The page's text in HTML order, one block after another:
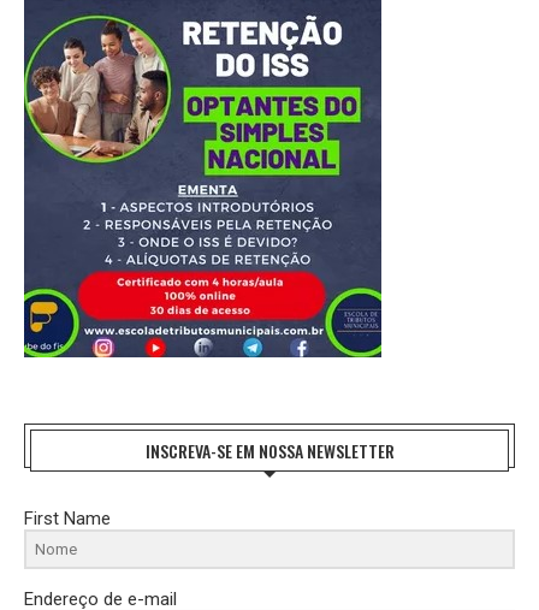
INSCREVA-SE EM NOSSA NEWSLETTER
First Name
Endereço de e-mail